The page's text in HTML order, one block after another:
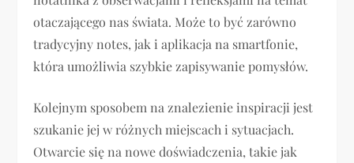
otaczającego nas świata. Może to być zarówno
tradycyjny notes, jak i aplikacja na smartfonie,
która umożliwia szybkie zapisywanie pomysłów.
Kolejnym sposobem na znalezienie inspiracji jest
szukanie jej w różnych miejscach i sytuacjach.
Otwarcie się na nowe doświadczenia, takie jak